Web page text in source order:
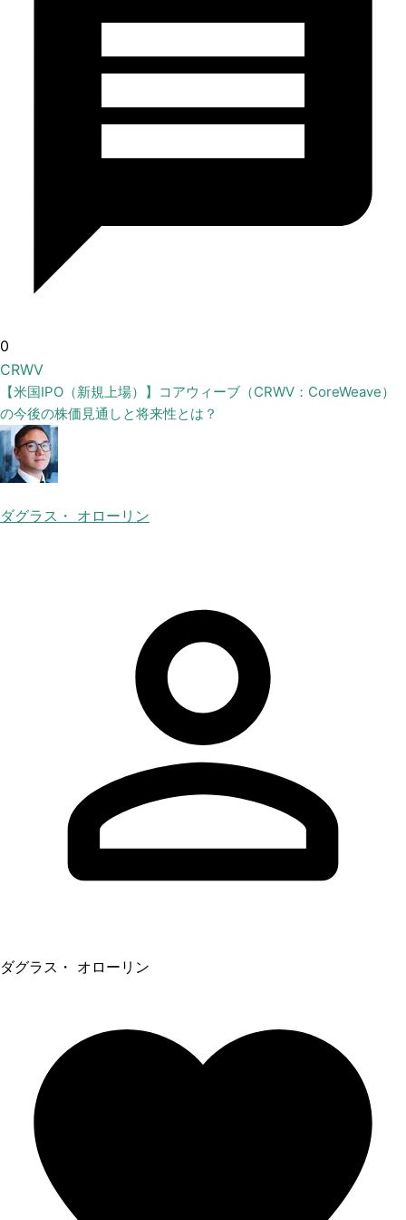
0
CRWV
【米国IPO（新規上場）】コアウィーブ（CRWV：CoreWeave）
の今後の株価見通しと将来性とは？
ダグラス・ オローリン
ダグラス・ オローリン